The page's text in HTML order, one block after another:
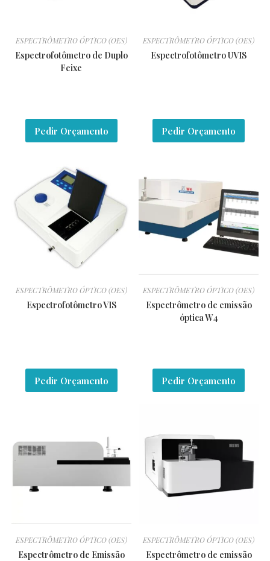
ESPECTRÔMETRO ÓPTICO (OES)
Espectrofotômetro de Duplo
Feixe
ESPECTRÔMETRO ÓPTICO (OES)
Espectrofotômetro UVIS
Pedir Orçamento
ESPECTRÔMETRO ÓPTICO (OES)
Espectrofotômetro VIS
Pedir Orçamento
ESPECTRÔMETRO ÓPTICO (OES)
Espectrômetro de emissão
óptica W4
Pedir Orçamento
ESPECTRÔMETRO ÓPTICO (OES)
Espectrômetro de Emissão
Pedir Orçamento
ESPECTRÔMETRO ÓPTICO (OES)
Espectrômetro de emissão